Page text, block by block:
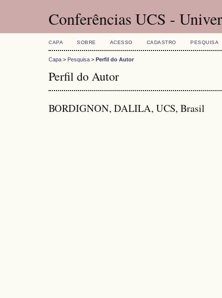
Conferências UCS -
CAPA SOBRE ACESSO CADASTRO PESQUISA
Capa > Pesquisa > Perfil do Autor
Perfil do Autor
BORDIGNON, DALILA, UCS, Brasil